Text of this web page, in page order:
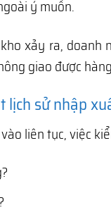
ý muốn.
xảy ra, doanh
giao được
lịch sử nhập
liên tục, việc